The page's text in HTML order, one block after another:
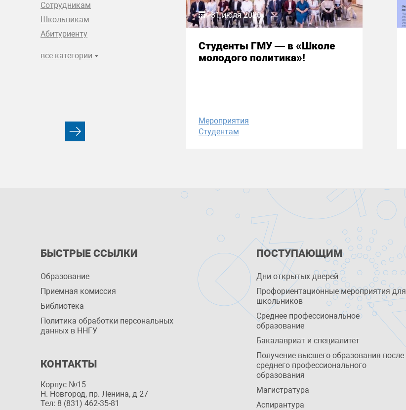
Сотрудникам
Школьникам
Абитуриенту
все категории
31 июля 2026
Студенты ГМУ — в «Школе
молодого политика»!
Мероприятия
Студентам
БЫСТРЫЕ ССЫЛКИ
Образование
Приемная комиссия
Библиотека
Политика обработки персональных
данных в ННГУ
КОНТАКТЫ
Корпус №15
Н. Новгород, пр. Ленина, д 27
Тел: 8 (831) 462-35-81
ПОСТУПАЮЩИМ
Дни открытых дверей
Профориентационные мероприятия для
школьников
Среднее профессиональное
образование
Бакалавриат и специалитет
Получение высшего образования после
среднего профессионального
образования
Магистратура
Аспирантура